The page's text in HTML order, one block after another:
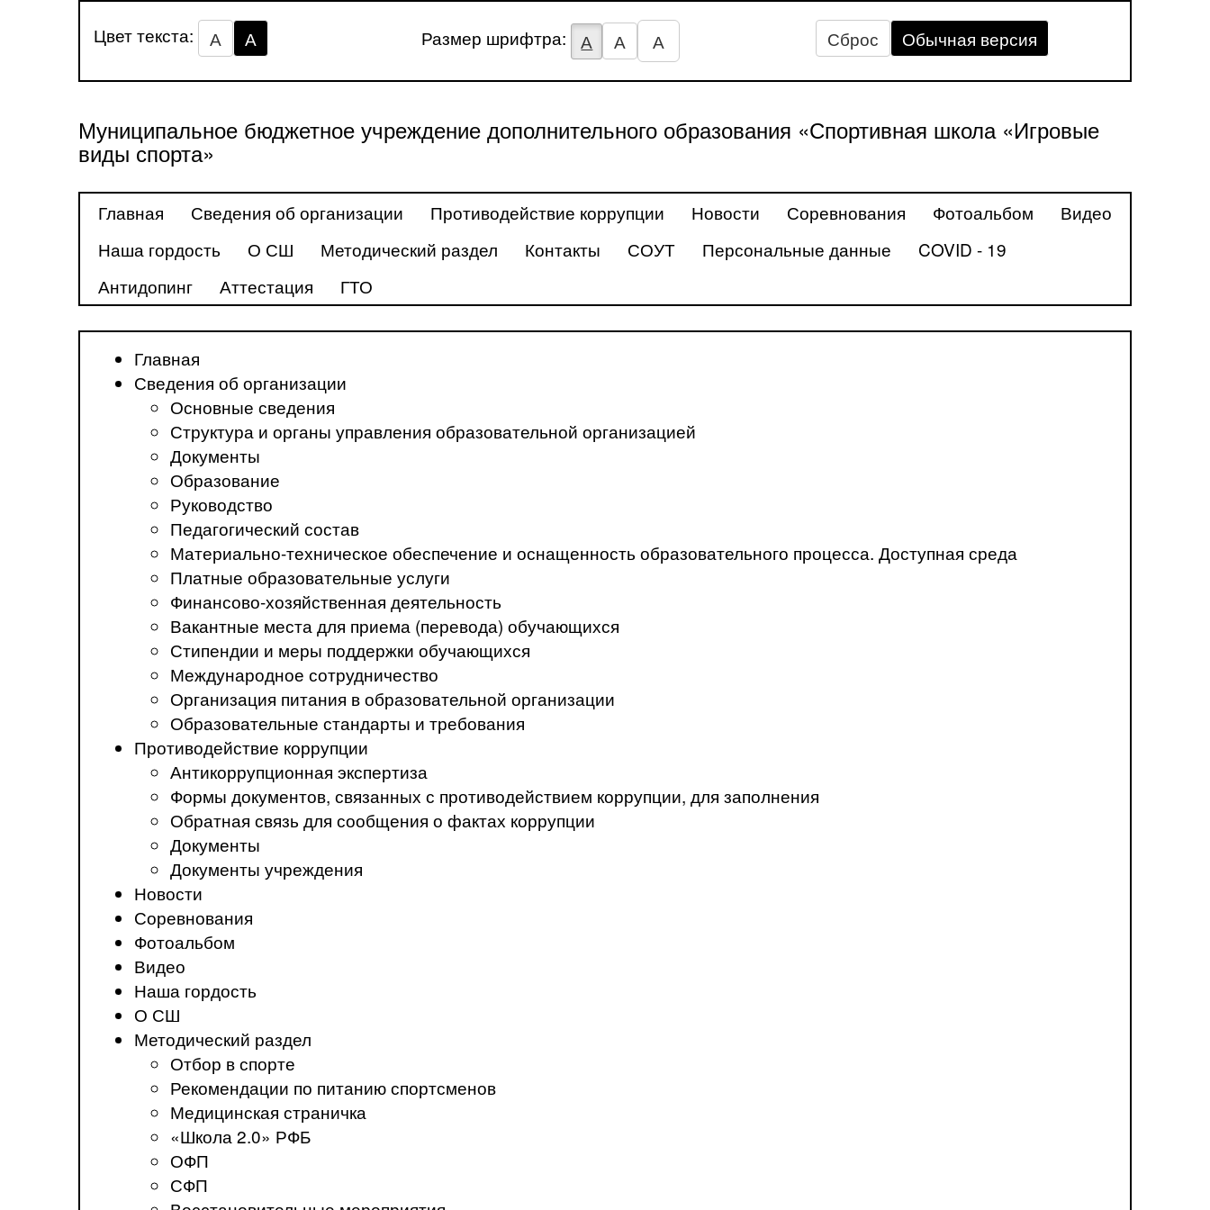
Цвет текста: А А Размер шрифтра: А А А Сброс Обычная версия
Муниципальное бюджетное учреждение дополнительного образования «Спортивная школа «Игровые
виды спорта»
Главная Сведения об организации Противодействие коррупции Новости Соревнования Фотоальбом
Видео
Наша гордость
О СШ Методический раздел Контакты СОУТ Персональные данные
COVID - 19
Антидопинг
Аттестация ГТО
Главная
Сведения об организации
Основные сведения
Структура и органы управления образовательной организацией
Документы
Образование
Руководство
Педагогический состав
Материально-техническое обеспечение и оснащенность образовательного процесса. Доступная среда
Платные образовательные услуги
Финансово-хозяйственная деятельность
Вакантные места для приема (перевода) обучающихся
Стипендии и меры поддержки обучающихся
Международное сотрудничество
Организация питания в образовательной организации
Образовательные стандарты и требования
Противодействие коррупции
Антикоррупционная экспертиза
Формы документов, связанных с противодействием коррупции, для заполнения
Обратная связь для сообщения о фактах коррупции
Документы
Документы учреждения
Новости
Соревнования
Фотоальбом
Видео
Наша гордость
О СШ
Методический раздел
Отбор в спорте
Рекомендации по питанию спортсменов
Медицинская страничка
«Школа 2.0» РФБ
ОФП
СФП